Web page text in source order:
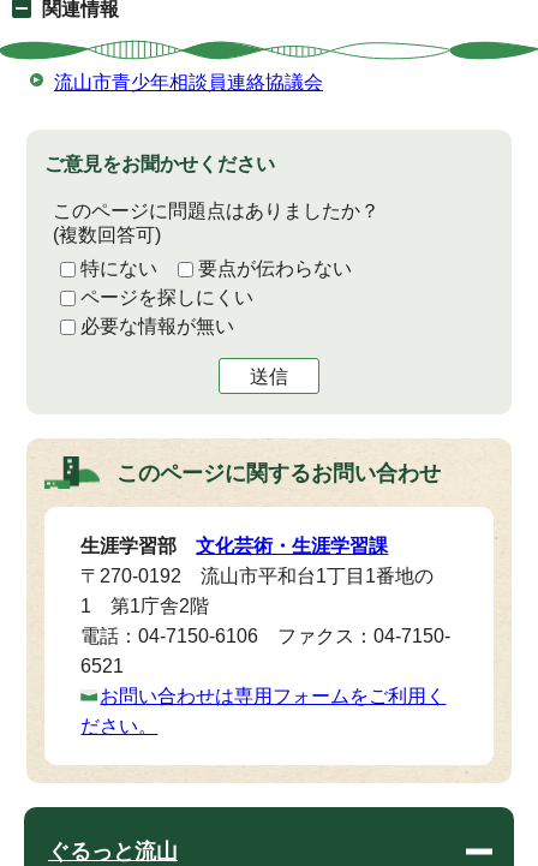
関連情報
流山市青少年相談員連絡協議会
ご意見をお聞かせください
このページに問題点はありましたか？
(複数回答可)
特にない
要点が伝わらない
ページを探しにくい
必要な情報が無い
送信
このページに関するお問い合わせ
生涯学習部文化芸術・生涯学習課
〒270-0192 流山市平和台1丁目1番地の
1 第1庁舎2階
電話：04-7150-6106 ファクス：04-7150-
6521
お問い合わせは専用フォームをご利用く
ださい。
ぐるっと流山